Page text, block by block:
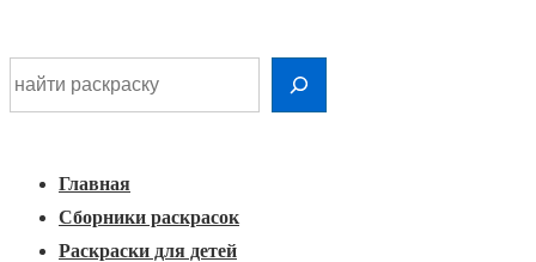
Перейти
к
Главная
Сборники раскрасок
Раскраски для детей